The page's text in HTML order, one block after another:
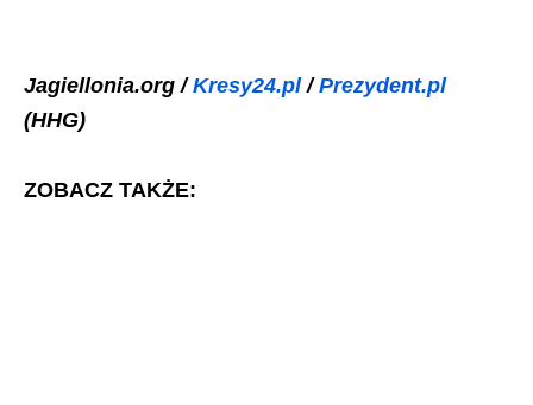
Jagiellonia.org /Kresy24.pl/Prezydent.pl
(HHG)
ZOBACZ TAKŻE: